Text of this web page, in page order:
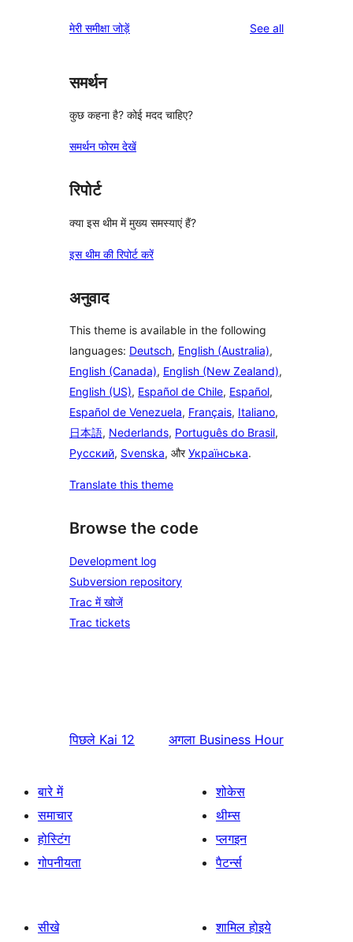
मेरी समीक्षा जोड़ें See allreviews
समर्थन
कुछ कहना है? कोई मदद चाहिए?
समर्थन फोरम देखें
रिपोर्ट
क्या इस थीम में मुख्य समस्याएं हैं?
इस थीम की रिपोर्ट करें
अनुवाद
This theme is available in the following
languages: Deutsch, English (Australia),
English (Canada), English (New Zealand),
English (US), Español de Chile, Español,
Español de Venezuela, Français, Italiano,
日本語, Nederlands, Português do Brasil,
Русский, Svenska, औरУкраїнська.
Translate this theme
Browse the code
Development log
Subversion repository
Trac में खोजें
Trac tickets
पिछले Kai 12 अगला Business Hour
बारे में
समाचार
होस्टिंग
गोपनीयता
शोकेस
थीम्स
प्लगइन
पैटर्न्स
सीखे
शामिल होइये